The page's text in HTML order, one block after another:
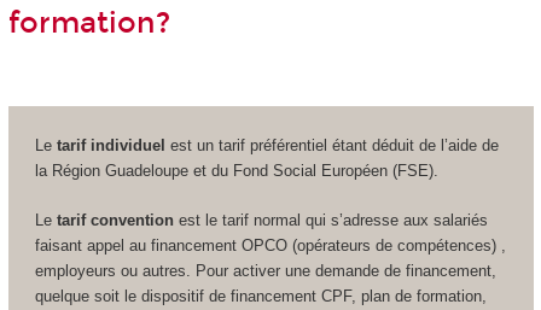
formation?
Le tarif individuel est un tarif préférentiel étant déduit de l’aide de
la Région Guadeloupe et du Fond Social Européen (FSE).
Le tarif convention est le tarif normal qui s’adresse aux salariés
faisant appel au financement OPCO (opérateurs de compétences) ,
employeurs ou autres. Pour activer une demande de financement,
quelque soit le dispositif de financement CPF, plan de formation,